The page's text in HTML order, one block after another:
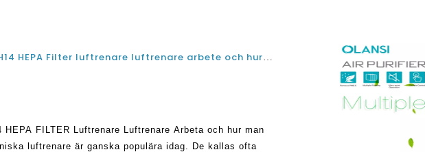
Hur elektroniskt hem H14 HEPA Filter luftrenare luftrenare arbete och hur man väljer rätt alternativ
HEPA FILTER Luftrenare Luftrenare Arbeta och hur man
luftrenare är ganska populära idag. De kallas ofta